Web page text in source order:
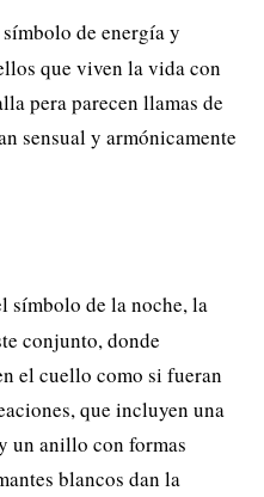
de energía y
que viven la vida con
pera parecen llamas de
sensual y armónicamente
símbolo de la noche, la
conjunto, donde
el cuello como si fueran
que incluyen una
un anillo con formas
blancos dan la